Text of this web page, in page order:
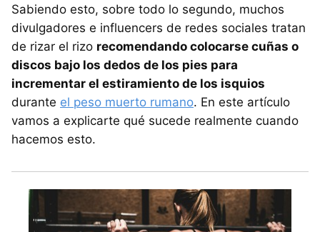
Sabiendo esto, sobre todo lo segundo, muchos
divulgadores e influencers de redes sociales tratan
de rizar el rizo recomendando colocarse cuñas o
discos bajo los dedos de los pies para
incrementar el estiramiento de los isquios
durante el peso muerto rumano. En este artículo
vamos a explicarte qué sucede realmente cuando
hacemos esto.